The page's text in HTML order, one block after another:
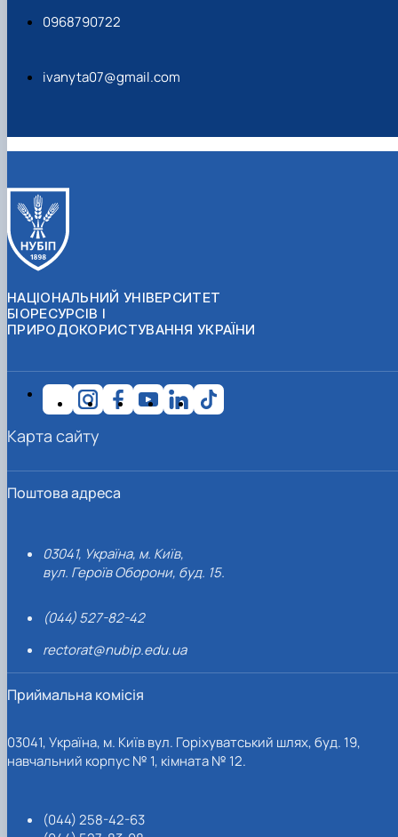
0968790722
ivanyta07@gmail.com
НАЦІОНАЛЬНИЙ УНІВЕРСИТЕТ
БІОРЕСУРСІВ І
ПРИРОДОКОРИСТУВАННЯ УКРАЇНИ
Поштова адреса
03041, Україна, м. Київ,
вул. Героїв Оборони, буд. 15.
(044) 527-82-42
rectorat@nubip.edu.ua
Приймальна комісія
03041, Україна, м. Київ вул. Горіхуватський шлях, буд. 19,
навчальний корпус № 1, кімната № 12.
(044) 258-42-63
Карта сайту